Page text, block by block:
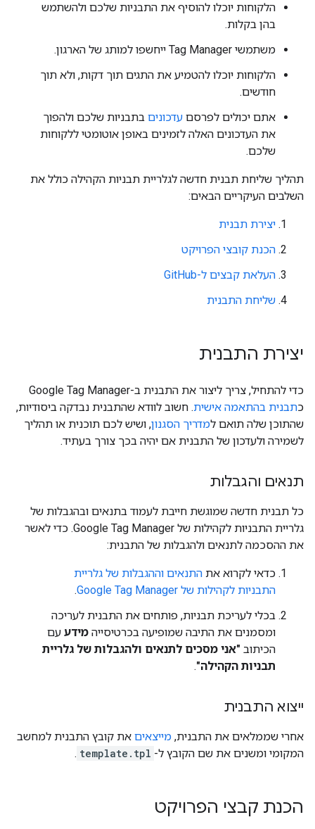
הלקוחות יוכלו להוסיף את התבניות שלכם ולהשתמש
בהן בקלות.
משתמשי Tag Manager ייחשפו למותג של הארגון.
הלקוחות יוכלו להטמיע את התגים תוך דקות, ולא תוך
חודשים.
אתם יכולים לפרסם עדכונים בתבניות שלכם ולהפוך
את העדכונים האלה לזמינים באופן אוטומטי ללקוחות
שלכם.
תהליך שליחת תבנית חדשה לגלריית תבניות הקהילה כולל את
השלבים העיקריים הבאים:
יצירת תבנית
הכנת קובצי הפרויקט
העלאת קבצים ל-GitHub
שליחת התבנית
יצירת התבנית
כדי להתחיל, צריך ליצור את התבנית ב-Google Tag Manager
כתבנית בהתאמה אישית. חשוב לוודא שהתבנית נבדקה ביסודיות,
שהתוכן שלה תואם למדריך הסגנון, ושיש לכם תוכנית או תהליך
לשמירה ולעדכון של התבנית אם יהיה בכך צורך בעתיד.
תנאים והגבלות
כל תבנית חדשה שמוגשת חייבת לעמוד בתנאים ובהגבלות של
גלריית התבניות לקהילות של Google Tag Manager. כדי לאשר
את ההסכמה לתנאים ולהגבלות של התבנית:
כדאי לקרוא את התנאים וההגבלות של גלריית
התבניות לקהילות של Google Tag Manager
.
בכלי לעריכת תבניות, פותחים את התבנית לעריכה
ומסמנים את התיבה שמופיעה בכרטיסייה מידע עם
הכיתוב "אני מסכים לתנאים ולהגבלות של גלריית
תבניות הקהילה".
ייצוא התבנית
אחרי שממלאים את התבנית, מייצאים את קובץ התבנית למחשב
המקומי ומשנים את שם הקובץ ל- template.tpl
.
הכנת קבצי הפרויקט